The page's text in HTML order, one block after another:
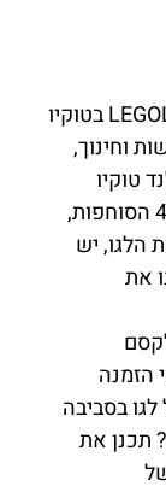
היציאה למסע למרכז LEGOLAND Discovery בטוקיו
וחינוך,
טוקיו
מעוררת ההשראה ועד לחוויות קולנוע 4D הסוחפות,
הלגו, יש
את
הזמנה
בסביבה
תכנן את